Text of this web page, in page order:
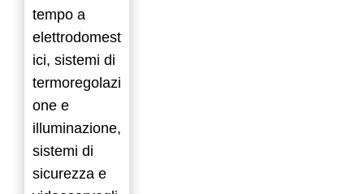
tempo a
elettrodomest
ici, sistemi di
termoregolazi
one e
illuminazione,
sistemi di
sicurezza e